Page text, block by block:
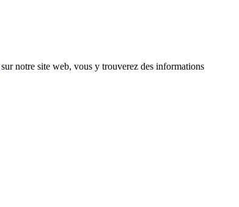
sur notre site web, vous y trouverez des informations